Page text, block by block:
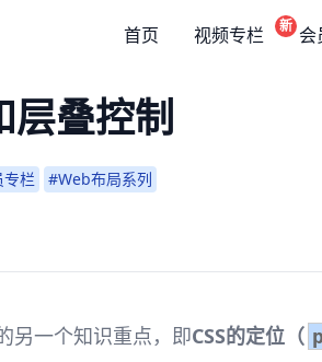
首页 视频专栏 新 会
层叠控制
栏 #Web布局系列
另一个知识重点，即CSS的定位（